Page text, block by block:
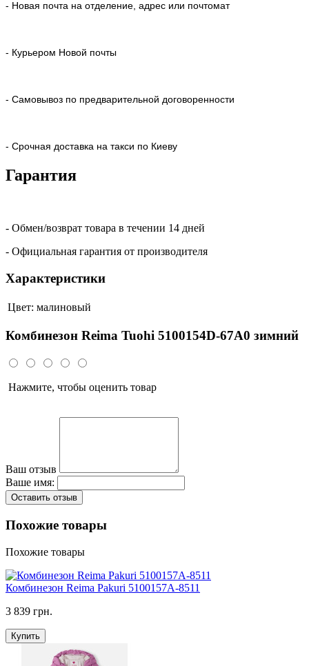
- Новая почта на отделение, адрес или почтомат
- Курьером Новой почты
- Самовывоз по предварительной договоренности
- Срочная доставка на такси по Киеву
Гарантия
- Обмен/возврат товара в течении 14 дней
- Официальная гарантия от производителя
Характеристики
Цвет: малиновый
Комбинезон Reima Tuohi 5100154D-67A0 зимний
Нажмите, чтобы оценить товар
Ваш отзыв
Ваше имя:
Оставить отзыв
Похожие товары
Похожие товары
Комбинезон Reima Pakuri 5100157A-8511
3 839 грн.
Купить